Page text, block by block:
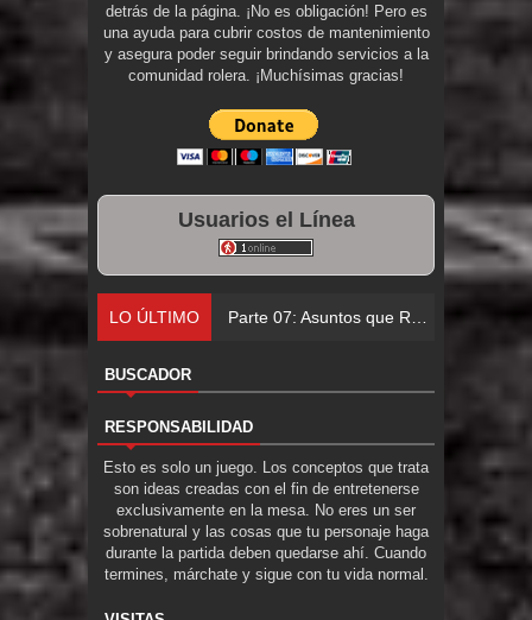
detrás de la página. ¡No es obligación! Pero es
una ayuda para cubrir costos de mantenimiento
y asegura poder seguir brindando servicios a la
comunidad rolera. ¡Muchísimas gracias!
Usuarios el Línea
LO ÚLTIMO Parte 07: Asuntos que Resolver
BUSCADOR
RESPONSABILIDAD
Esto es solo un juego. Los conceptos que trata
son ideas creadas con el fin de entretenerse
exclusivamente en la mesa. No eres un ser
sobrenatural y las cosas que tu personaje haga
durante la partida deben quedarse ahí. Cuando
termines, márchate y sigue con tu vida normal.